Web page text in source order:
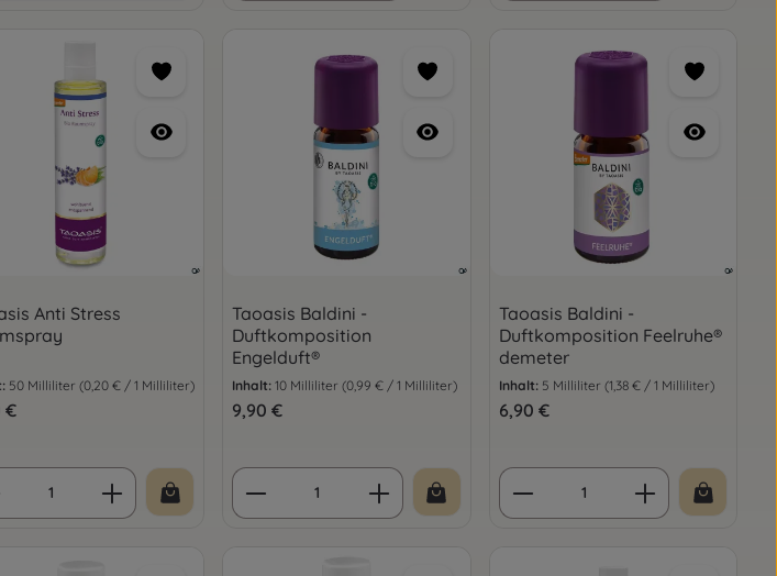
Wert ein oder benutze die Schaltflächen um
Anti Stress
50 Milliliter (0,20 € / 1 Milliliter)
Preis:
€
Anzahl: Gib den gewünschten Wert ein oder benutze
Taoasis Baldini -
Duftkomposition
Engelduft®
Inhalt: 10 Milliliter (0,99 € / 1 Milliliter)
Regulärer Preis:
9,90 €
Produkt Anzahl: Gib den gewünschten
Taoasis Baldini -
Duftkomposition Feelruhe®
demeter
Inhalt: 5 Milliliter (1,38 € / 1 Milliliter)
Regulärer Preis:
6,90 €
Produkt Anzahl: Gib